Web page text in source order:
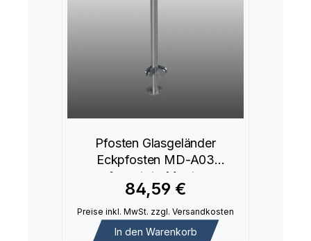
Pfosten Glasgeländer
Eckpfosten MD-A03
aufgesetzte Montage
84,59 €
Preise inkl. MwSt. zzgl. Versandkosten
In den Warenkorb